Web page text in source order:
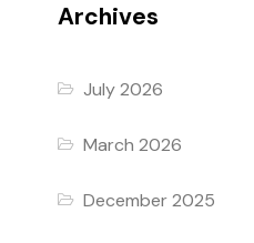
Archives
July 2026
March 2026
December 2025